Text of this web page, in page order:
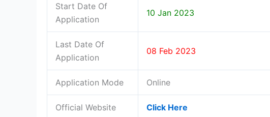
Start Date Of
Application
10 Jan 2023
Last Date Of
Application
08 Feb 2023
Application Mode Online
Official Website Click Here